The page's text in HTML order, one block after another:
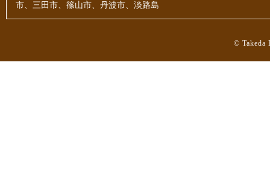
市、三田市、篠山市、丹波市、淡路島
© Takeda